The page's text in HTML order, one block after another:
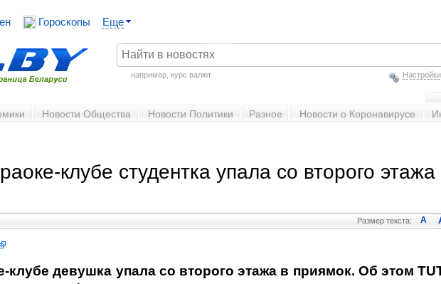
Гороскопы Еще
например, курс валют
Новости Общества Новости Политики Разное Новости о Коронавирусе
клубе студентка упала со второго этажа
Размер текста: A
клубе девушка упала со второго этажа в приямок. Об этом